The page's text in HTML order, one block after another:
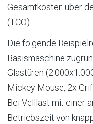
Gesamtkosten über
(TCO).
Die folgende
Basismaschine
Glastüren
Mickey Mouse, 2x
Bei Volllast mit einer
Betriebszeit von